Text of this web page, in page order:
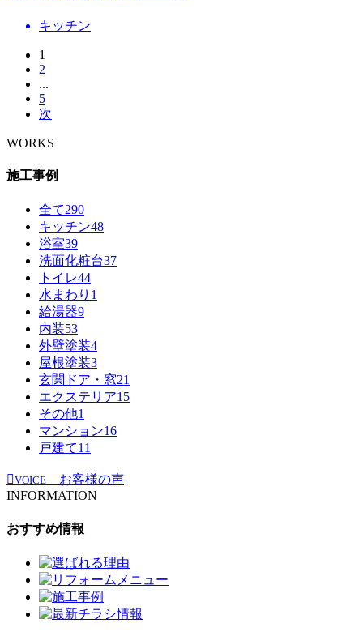
キッチン
1
2
...
5
次
WORKS
施工事例
全て290
キッチン48
浴室39
洗面化粧台37
トイレ44
水まわり 1
給湯器9
内装53
外壁塗装4
屋根塗装3
玄関ドア・窓21
エクステリア15
その他1
マンション16
戸建て11
VOICE
お客様の声
INFORMATION
おすすめ情報